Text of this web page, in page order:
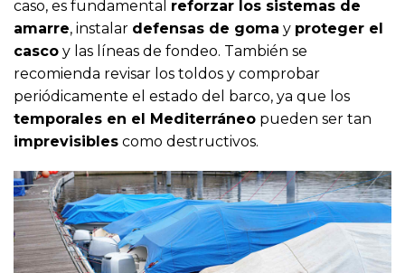
caso, es fundamental reforzar los sistemas de
amarre, instalar defensas de goma y proteger el
casco y las líneas de fondeo. También se
recomienda revisar los toldos y comprobar
periódicamente el estado del barco, ya que los
temporales en el Mediterráneo pueden ser tan
imprevisibles como destructivos.